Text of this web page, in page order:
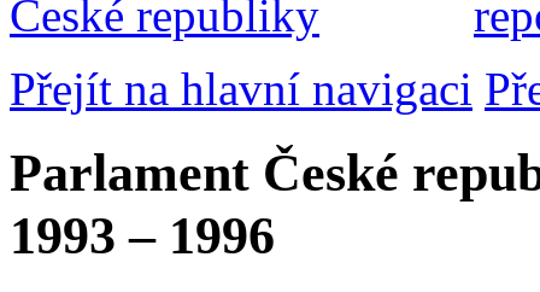
Přejít na hlavní navigaci
Parlament České
1993 – 1996